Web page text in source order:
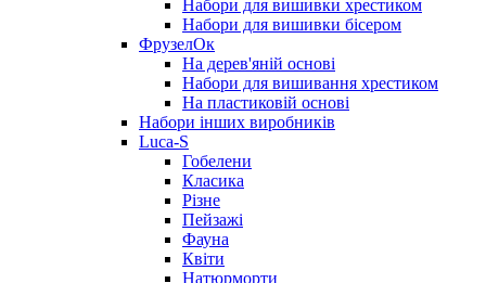
Набори для вишивки хрестиком
Набори для вишивки бісером
ФрузелОк
На дерев'яній основі
Набори для вишивання хрестиком
На пластиковій основі
Набори інших виробників
Luca-S
Гобелени
Класика
Різне
Пейзажі
Фауна
Квіти
Натюрморти